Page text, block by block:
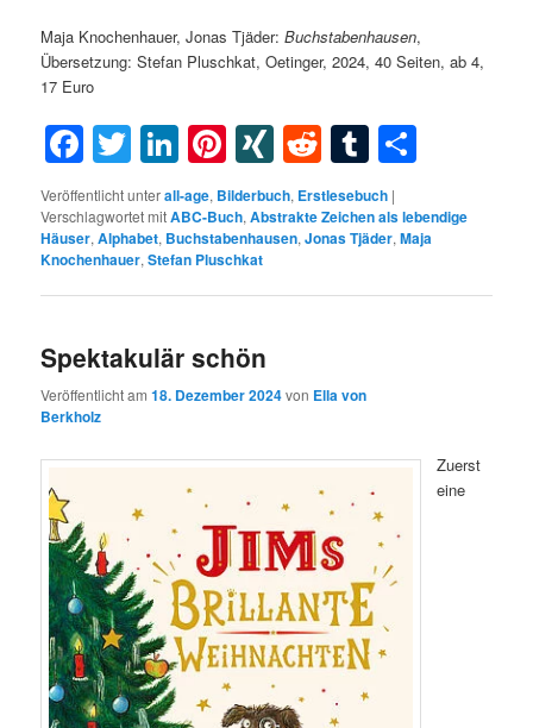
Maja Knochenhauer, Jonas Tjäder:Buchstabenhausen,
Übersetzung: Stefan Pluschkat, Oetinger, 2024, 40 Seiten, ab 4,
17 Euro
Facebook
Twitter
LinkedIn
Pinterest
XINGRedditTumblr
Veröffentlicht unterall-age, Bilderbuch, Erstlesebuch |
Verschlagwortet mitABC-Buch,Abstrakte Zeichen als lebendige
Häuser,Alphabet, Buchstabenhausen,Jonas Tjäder,Maja
Knochenhauer,Stefan Pluschkat
Spektakulär schön
Veröffentlicht am18. Dezember 2024von Ella von
Berkholz
Zuerst
eine